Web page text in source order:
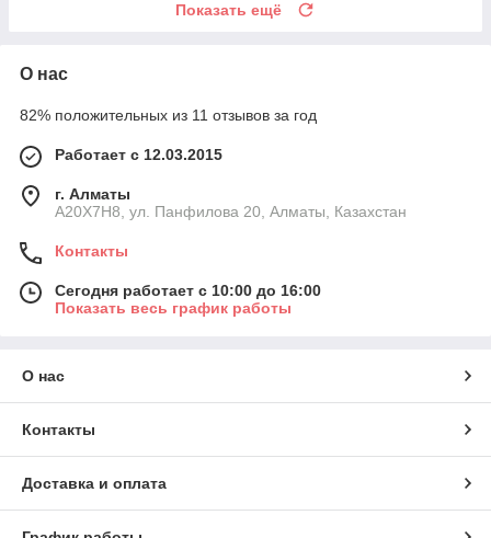
Показать ещё
О нас
82% положительных из 11 отзывов за год
Работает с 12.03.2015
г. Алматы
A20X7H8, ул. Панфилова 20, Алматы, Казахстан
Контакты
Сегодня работает с 10:00 до 16:00
Показать весь график работы
О нас
Контакты
Доставка и оплата